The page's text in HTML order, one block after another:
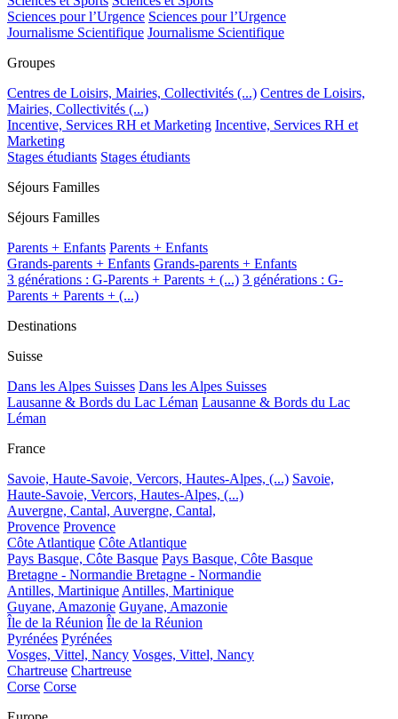
Sciences pour l’Urgence Sciences pour l’Urgence
Journalisme Scientifique Journalisme Scientifique
Groupes
Centres de Loisirs, Mairies, Collectivités (...) Centres de Loisirs,
Mairies, Collectivités (...)
Incentive, Services RH et Marketing Incentive, Services RH et
Marketing
Stages étudiants Stages étudiants
Séjours Familles
Séjours Familles
Parents + Enfants Parents + Enfants
Grands-parents + Enfants Grands-parents + Enfants
3 générations : G-Parents + Parents + (...) 3 générations : G-
Parents + Parents + (...)
Destinations
Suisse
Dans les Alpes Suisses Dans les Alpes Suisses
Lausanne & Bords du Lac Léman Lausanne & Bords du Lac
Léman
France
Savoie, Haute-Savoie, Vercors, Hautes-Alpes, (...) Savoie,
Haute-Savoie, Vercors, Hautes-Alpes, (...)
Auvergne, Cantal, Auvergne, Cantal,
Provence Provence
Côte Atlantique Côte Atlantique
Pays Basque, Côte Basque Pays Basque, Côte Basque
Bretagne - Normandie Bretagne - Normandie
Antilles, Martinique Antilles, Martinique
Guyane, Amazonie Guyane, Amazonie
Île de la Réunion Île de la Réunion
Pyrénées Pyrénées
Vosges, Vittel, Nancy Vosges, Vittel, Nancy
Chartreuse Chartreuse
Corse Corse